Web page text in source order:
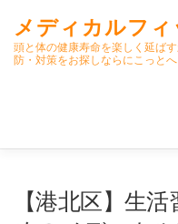
ッ
メディカルフ
頭と体の健康寿命を楽しく延ば
防・対策をお探しならにこっとへ
【港北区】生